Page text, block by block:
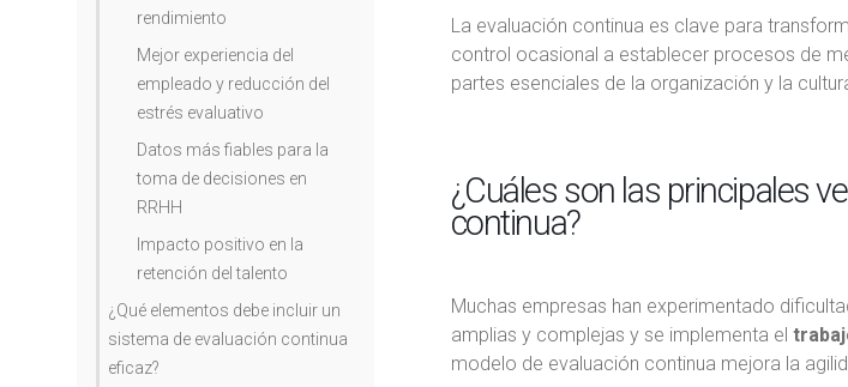
rendimiento
Mejor experiencia del
empleado y reducción del
estrés evaluativo
Datos más fiables para la
toma de decisiones en
RRHH
Impacto positivo en la
retención del talento
¿Qué elementos debe incluir un
sistema de evaluación continua
eficaz?
La evaluación continua es clave para
control ocasional a establecer procesos de
partes esenciales de la organización y la
¿Cuáles son las principales
continua?
Muchas empresas han experimentado
amplias y complejas y se implementa el
modelo de evaluación continua mejora la